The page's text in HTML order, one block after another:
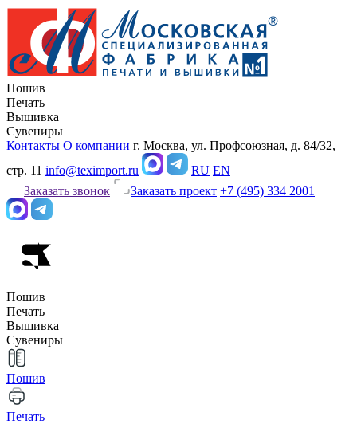
Пошив
Печать
Вышивка
Сувениры
Контакты О компании г. Москва, ул. Профсоюзная, д. 84/32,
стр. 11 info@teximport.ru RU EN
Заказать звонок
Заказать проект +7 (495) 334 2001
Пошив
Печать
Вышивка
Сувениры
Пошив
Печать